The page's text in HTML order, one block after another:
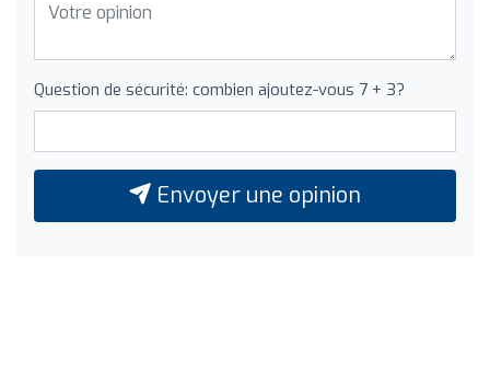
Question de sécurité: combien ajoutez-vous 7 + 3?
Envoyer une opinion